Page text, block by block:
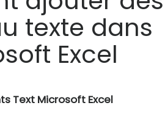
texte dans
Excel
Text Microsoft Excel